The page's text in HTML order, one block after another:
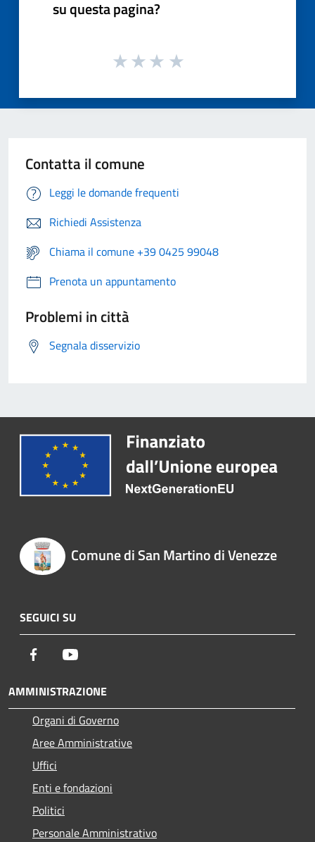
su questa pagina?
Contatta il comune
Leggi le domande frequenti
Richiedi Assistenza
Chiama il comune +39 0425 99048
Prenota un appuntamento
Problemi in città
Segnala disservizio
Comune di San Martino di Venezze
SEGUICI SU
Facebook
AMMINISTRAZIONE
Organi di Governo
Aree Amministrative
Uffici
Enti e fondazioni
Politici
Personale Amministrativo